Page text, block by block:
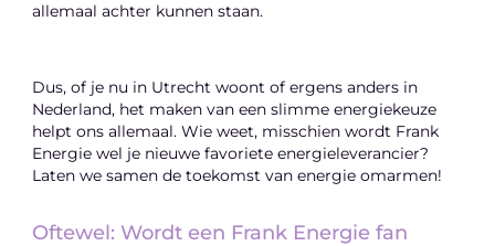
allemaal achter kunnen staan.
Dus, of je nu in Utrecht woont of ergens anders in
Nederland, het maken van een slimme energiekeuze
helpt ons allemaal. Wie weet, misschien wordt Frank
Energie wel je nieuwe favoriete energieleverancier?
Laten we samen de toekomst van energie omarmen!
Oftewel: Wordt een Frank Energie fan